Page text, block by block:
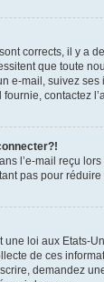
corrects, il y
que toute
e-mail, suivez
contactez
l’e-mail reçu
pas pour
loi aux Etats-
de ces
demandez